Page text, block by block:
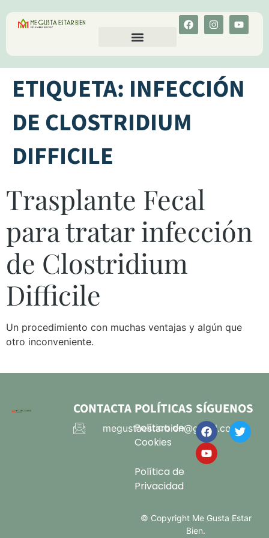
ETIQUETA: INFECCIÓN
DE CLOSTRIDIUM
DIFFICILE
Trasplante Fecal
para tratar infección
de Clostridium
Difficile
Un procedimiento con muchas ventajas y algún que
otro inconveniente.
CONTACTA
megustaestarbien@gmail.com
POLÍTICAS
Política de
Cookies
Política de
Privacidad
SÍGUENOS
© Copyright Me Gusta Estar
Bien.